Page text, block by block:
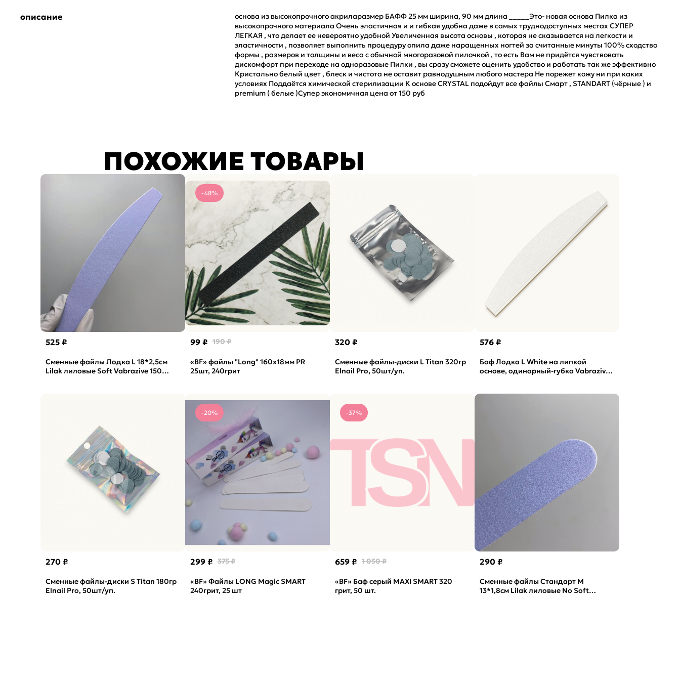
описание
основа из высокопрочного акриларазмер БАФФ 25 мм ширина, 90 мм длина _____Это- новая основа Пилка из
высокопрочного материала Очень эластичная и и гибкая удобна даже в самых труднодоступных местах СУПЕР
ЛЕГКАЯ , что делает ее невероятно удобной Увеличенная высота основы , которая не сказывается на легкости и
эластичности , позволяет выполнить процедуру опила даже наращенных ногтей за считанные минуты 100% сходство
формы , размеров и толщины и веса с обычной многоразовой пилочкой , то есть Вам не придётся чувствовать
дискомфорт при переходе на одноразовые Пилки , вы сразу сможете оценить удобство и работать так же эффективно
Кристально белый цвет , блеск и чистота не оставит равнодушным любого мастера Не порежет кожу ни при каких
условиях Поддаётся химической стерилизации К основе CRYSTAL подойдут все файлы Смарт , STANDART (чёрные ) и
premium ( белые )Супер экономичная цена от 150 руб
ПОХОЖИЕ ТОВАРЫ
525 ₽
Сменные файлы Лодка L 18*2,5см
Lilak лиловые Soft Vabrazive 150
-48%
99 ₽ 190 ₽
«BF» файлы "Long" 160x18мм PR
25шт, 240грит
320 ₽
Сменные файлы-диски L Titan 320гр
Elnail Pro, 50шт/уп.
576 ₽
Баф Лодка L White на липкой
основе, одинарный-губка Vabrazive
270 ₽
Сменные файлы-диски S Titan 180гр
Elnail Pro, 50шт/уп.
-20%
299 ₽ 375 ₽
«BF» Файлы LONG Magic SMART
240грит, 25 шт
-37%
659 ₽ 1 050 ₽
«BF» Баф серый MAXI SMART 320
грит, 50 шт.
290 ₽
Сменные файлы Стандарт M
13*1,8см Lilak лиловые No Soft